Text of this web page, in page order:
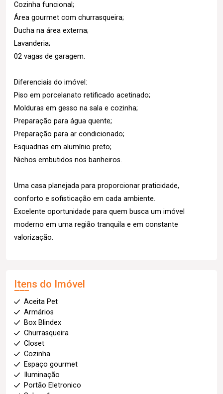
Cozinha funcional;
Área gourmet com churrasqueira;
Ducha na área externa;
Lavanderia;
02 vagas de garagem.
Diferenciais do imóvel:
Piso em porcelanato retificado acetinado;
Molduras em gesso na sala e cozinha;
Preparação para água quente;
Preparação para ar condicionado;
Esquadrias em alumínio preto;
Nichos embutidos nos banheiros.
Uma casa planejada para proporcionar praticidade,
conforto e sofisticação em cada ambiente.
Excelente oportunidade para quem busca um imóvel
moderno em uma região tranquila e em constante
valorização.
Itens do Imóvel
Aceita Pet
Armários
Box Blindex
Churrasqueira
Closet
Cozinha
Espaço gourmet
Iluminação
Portão Eletronico